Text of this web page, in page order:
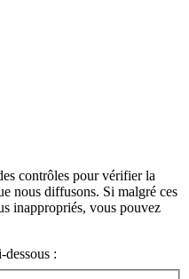
contrôles pour vérifier la
nous diffusons. Si malgré ces
inappropriés, vous pouvez
: